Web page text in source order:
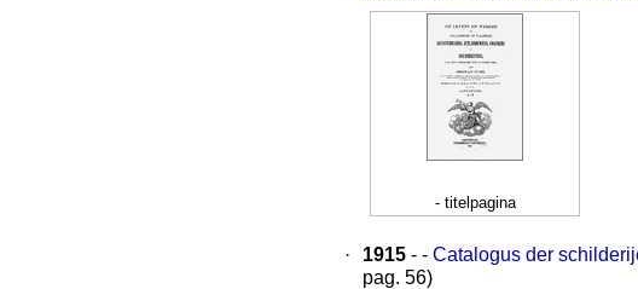
- titelpagina
· 1915 - - Catalogus der
pag. 56)